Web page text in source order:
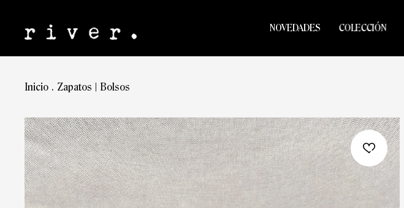
NOVEDADES COLECCIÓN
Inicio . Zapatos | Bolsos